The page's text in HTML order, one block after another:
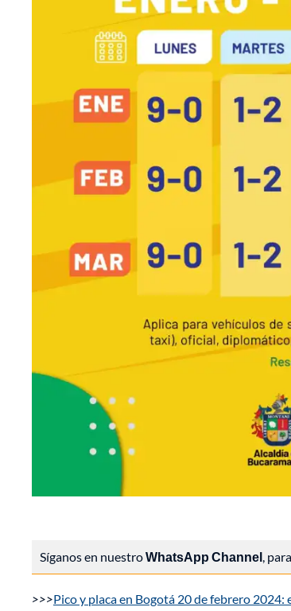
Síganos en nuestroWhatsApp Channel,
>>>Pico y placa en Bogotá 20 de febrero